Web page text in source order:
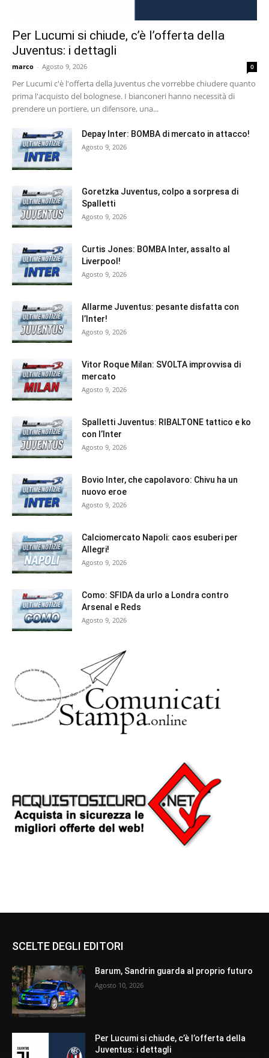
Per Lucumi si chiude, c’è l’offerta della
Juventus: i dettagli
marco - Agosto 9, 2026 0
Per Lucumi c'è l'offerta della Juventus che vorrebbe chiudere quanto
prima l'acquisto del bolognese. I bianconeri hanno necessità di
prendere un portiere, un difensore, una...
Depay Inter: BOMBA di mercato in attacco!
Agosto 9, 2026
Goretzka Juventus, colpo a sorpresa di
Spalletti
Agosto 9, 2026
Curtis Jones: BOMBA Inter, assalto al
Liverpool!
Agosto 9, 2026
Allarme Juventus: pesante disfatta con
l’Inter!
Agosto 9, 2026
Vitor Roque Milan: SVOLTA improvvisa di
mercato
Agosto 9, 2026
Spalletti Juventus: RIBALTONE tattico e ko
con l’Inter
Agosto 9, 2026
Bovio Inter, che capolavoro: Chivu ha un
nuovo eroe
Agosto 9, 2026
Calciomercato Napoli: caos esuberi per
Allegri!
Agosto 9, 2026
Como: SFIDA da urlo a Londra contro
Arsenal e Reds
Agosto 9, 2026
SCELTE DEGLI EDITORI
Barum, Sandrin guarda al proprio futuro
Agosto 10, 2026
Per Lucumi si chiude, c’è l’offerta della
Juventus: i dettagli